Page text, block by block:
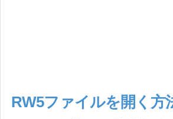
RW5ファイルを開く方